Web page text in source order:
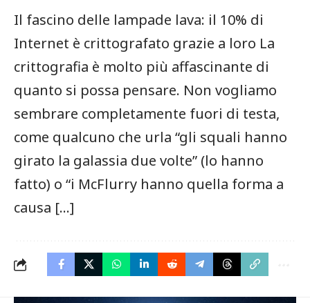
Il fascino delle lampade lava: il 10% di
Internet è crittografato grazie a loro La
crittografia è molto più affascinante di
quanto si possa pensare. Non vogliamo
sembrare completamente fuori di testa,
come qualcuno che urla “gli squali hanno
girato la galassia due volte” (lo hanno
fatto) o “i McFlurry hanno quella forma a
causa […]